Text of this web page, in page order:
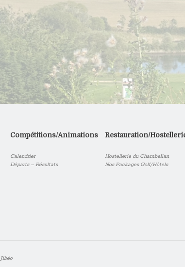
Compétitions/Animations
Calendrier
Départs – Résultats
Restauration/
Hostellerie du Chambellan
Nos Packages Golf/Hôtels
Jibéo